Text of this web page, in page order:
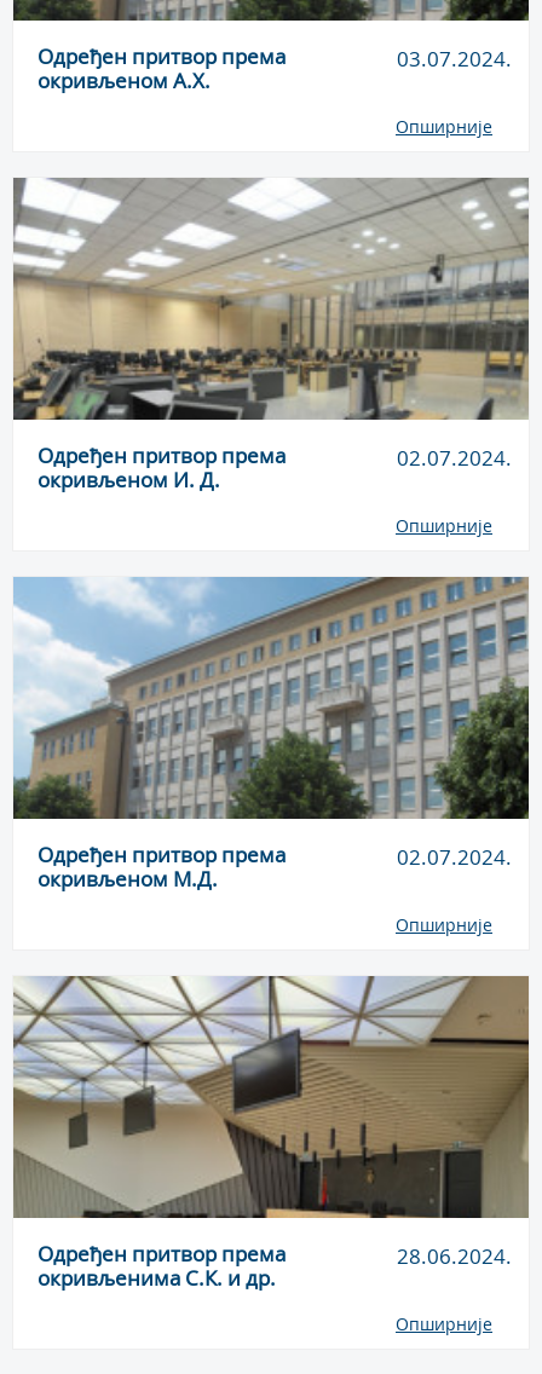
Одређен притвор према
окривљеном А.Х.
03.07.2024.
Опширније
Одређен притвор према
окривљеном И. Д.
02.07.2024.
Опширније
Одређен притвор према
окривљеном M.Д.
02.07.2024.
Опширније
Одређен притвор према
окривљенима С.К. и др.
28.06.2024.
Опширније